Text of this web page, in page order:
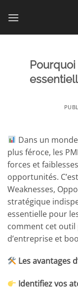
au
Dans un
plus féroce, les
forces et
opportunités.
Weaknesses,
stratégique
essentielle pour
comment cet
d’entreprise et
Les avantages
Identifiez vos